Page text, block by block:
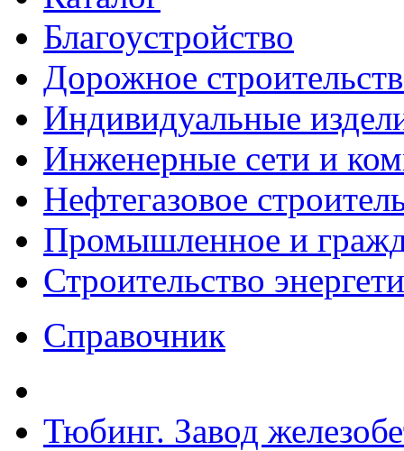
Благоустройство
Дорожное
Индивидуальные
Инженерные сети и
Нефтегазовое
Промышленное и
Строительство
Справочник
Тюбинг. Завод